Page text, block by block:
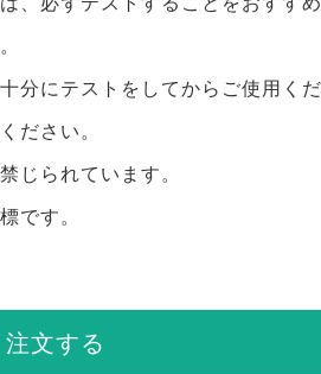
分にテストをしてからご使用くだ
ださい。
じられています。
です。
注文する